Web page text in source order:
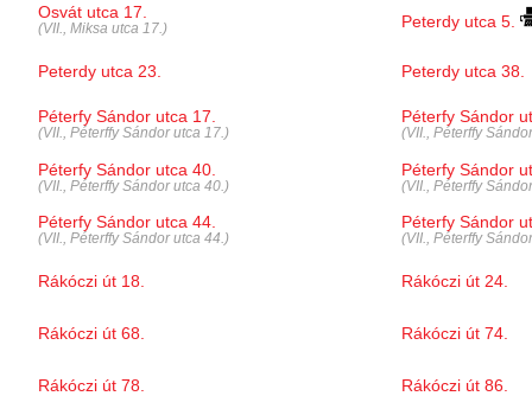
Osvát utca 17.
(VII., Miksa utca 17.) Peterdy utca 5.
Peterdy utca 23. Peterdy utca 38.
Péterfy Sándor utca 17.
(VII., Péterffy Sándor utca 17.)
Péterfy Sándor
(VII., Péterffy
Péterfy Sándor utca 40.
(VII., Péterffy Sándor utca 40.)
Péterfy Sándor
(VII., Péterffy
Péterfy Sándor utca 44.
(VII., Péterffy Sándor utca 44.)
Péterfy Sándor
(VII., Péterffy
Rákóczi út 18. Rákóczi út 24.
Rákóczi út 68. Rákóczi út 74.
Rákóczi út 78. Rákóczi út 86.